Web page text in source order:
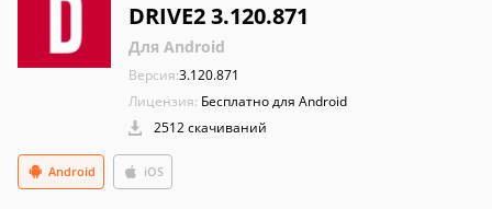
DRIVE2 3.120.871
Для Android
Версия:3.120.871
Лицензия: Бесплатно для Android
2512 скачиваний
Android iOS